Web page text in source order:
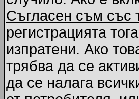
Съгласен съм със
регистрацията
изпратени. Ако
трябва да се
да се налага